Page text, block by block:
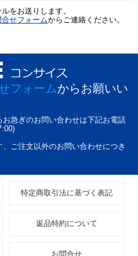
をお送りします。
合せフォームからご連絡ください。
フォームからお願いい
急ぎのお問い合わせは下記お電話
ご注文以外のお問い合わせにつき
特定商取引法に基づく表記
返品特約について
お問合せ